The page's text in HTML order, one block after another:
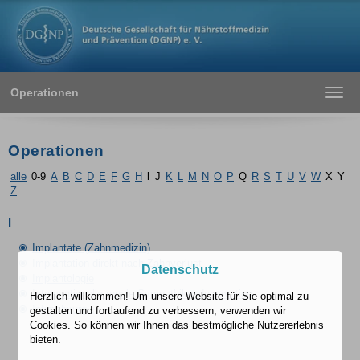
Operationen
Operationen
alle 0-9 A B C D E F G H J K L M N O P Q R S T U V W X Y
Z
Implantate (Zahnmedizin)
Implantation direkt nach Zahnverlust
Interventionelle renale Sympathikusdenervation
Intimchirurgie
Datenschutz
Herzlich willkommen! Um unsere Website für Sie optimal zu
gestalten und fortlaufend zu verbessern, verwenden wir
Cookies. So können wir Ihnen das bestmögliche Nutzererlebnis
bieten.